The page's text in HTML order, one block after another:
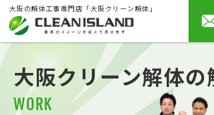
大阪の解体工事専門店「大阪クリーン解体」
大阪クリーン解体の
WORK